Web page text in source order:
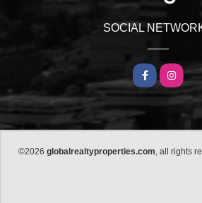
SOCIAL
Facebook
©2026 globalrealtyproperties.com, all rights